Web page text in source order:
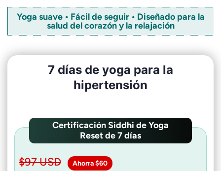
Yoga suave • Fácil de seguir • Diseñado para la
salud del corazón y la relajación
7 días de yoga para la
hipertensión
Certificación Siddhi de Yoga
Reset de 7 días
$97 USD Ahorra $60